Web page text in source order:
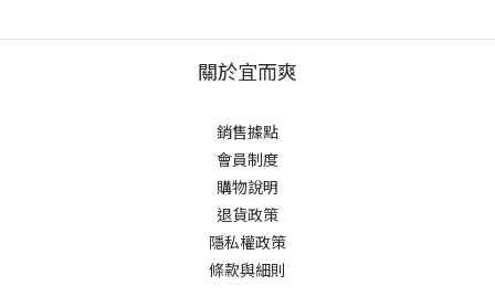
關於宜而爽
銷售據點
會員制度
購物說明
退貨政策
隱私權政策
條款與細則